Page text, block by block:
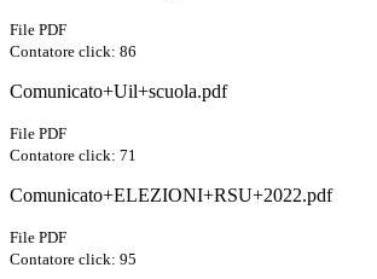
File PDF
Contatore click: 86
Comunicato+Uil+scuola.pdf
File PDF
Contatore click: 71
Comunicato+ELEZIONI+RSU+2022.pdf
File PDF
Contatore click: 95